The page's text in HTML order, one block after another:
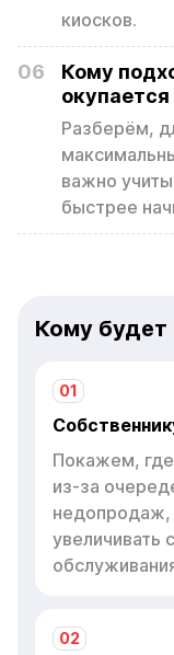
киосков.
06
Кому
Разберём,
важно
быстрее
Кому будет
01
Покажем,
из-за
недопродаж,
увеличивать
02